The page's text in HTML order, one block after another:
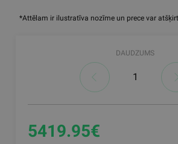
*Attēlam ir ilustratīva nozīme un prece var
DAUDZUMS
5419.95€